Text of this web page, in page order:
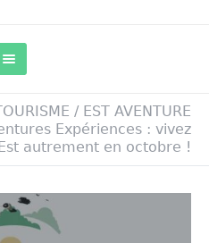
/ EST AVENTURE
Expériences : vivez
autrement en octobre !